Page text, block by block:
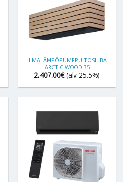
ILMALÄMPÖPUMPPU TOSHIBA
ARCTIC WOOD 35
2,407.00€ (alv 25.5%)